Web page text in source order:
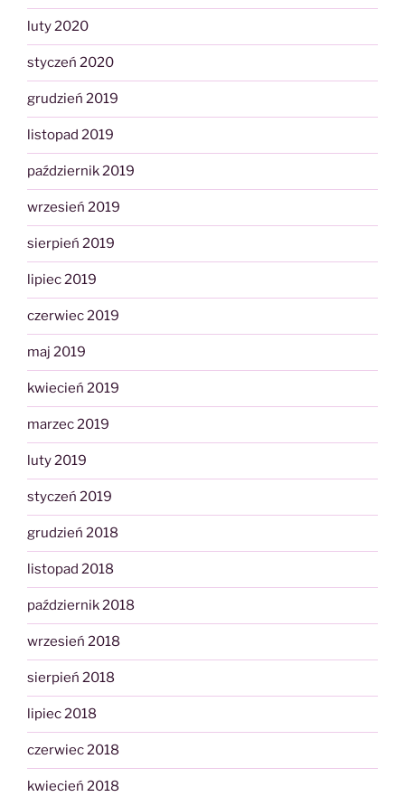
luty 2020
styczeń 2020
grudzień 2019
listopad 2019
październik 2019
wrzesień 2019
sierpień 2019
lipiec 2019
czerwiec 2019
maj 2019
kwiecień 2019
marzec 2019
luty 2019
styczeń 2019
grudzień 2018
listopad 2018
październik 2018
wrzesień 2018
sierpień 2018
lipiec 2018
czerwiec 2018
kwiecień 2018